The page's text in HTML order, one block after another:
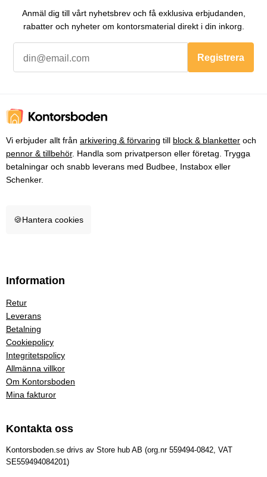
Anmäl dig till vårt nyhetsbrev och få exklusiva erbjudanden,
rabatter och nyheter om kontorsmaterial direkt i din inkorg.
Registrera
Vi erbjuder allt från arkivering & förvaring till block & blanketter och
pennor & tillbehör. Handla som privatperson eller företag. Trygga
betalningar och snabb leverans med Budbee, Instabox eller
Schenker.
🍪Hantera cookies
Information
Retur
Leverans
Betalning
Cookiepolicy
Integritetspolicy
Allmänna villkor
Om Kontorsboden
Mina fakturor
Kontakta oss
Kontorsboden.se drivs av Store hub AB (org.nr 559494-0842, VAT
SE559494084201)